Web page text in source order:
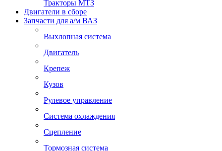
Тракторы МТЗ
Двигатели в сборе
Запчасти для а/м ВАЗ
Выхлопная система
Двигатель
Крепеж
Кузов
Рулевое управление
Система охлаждения
Сцепление
Тормозная система